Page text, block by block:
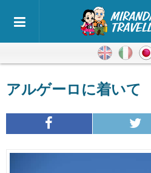
英語 イ
アルゲーロに着いて